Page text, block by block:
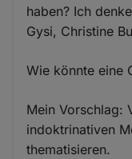
haben? Ich
Gysi, Christine
Wie könnte eine
Mein Vorschlag:
indoktrinativen
thematisieren.